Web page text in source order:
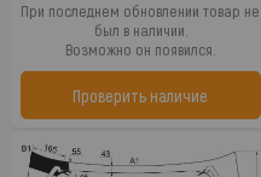
При последнем обновлении товар не
был в наличии.
Возможно он появился.
Проверить наличие